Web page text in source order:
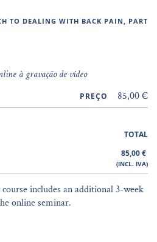
à gravação de vídeo
PREÇO 85,00 €
TOTAL
85,00€
(INCL. IVA)
includes an additional 3-week
online seminar.